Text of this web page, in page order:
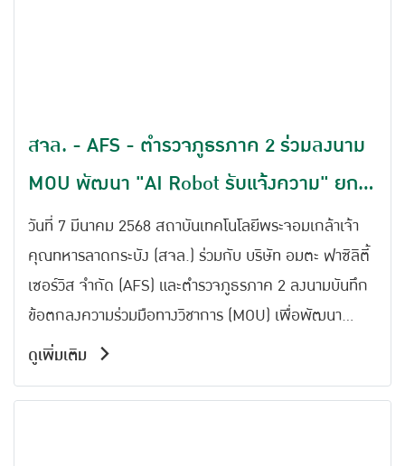
สจล. - AFS - ตำรวจภูธรภาค 2 ร่วมลงนาม
MOU พัฒนา "AI Robot รับแจ้งความ" ยก
ระดับบริการประชาชนด้วยเทคโนโลยีอัจฉริยะ
วันที่ 7 มีนาคม 2568 สถาบันเทคโนโลยีพระจอมเกล้าเจ้า
คุณทหารลาดกระบัง (สจล.) ร่วมกับ บริษัท อมตะ ฟาซิลิตี้
เซอร์วิส จำกัด (AFS) และตำรวจภูธรภาค 2 ลงนามบันทึก
ข้อตกลงความร่วมมือทางวิชาการ (MOU) เพื่อพัฒนา
โครงการ "AI Robot รับแจ้งความ" ซึ่งเป็นนวัตกรรมที่นำ
การให้บริการประชาชนด้านการรับแจ้งเหตุ โดยมีเป้าหมาย
ดูเพิ่มเติม